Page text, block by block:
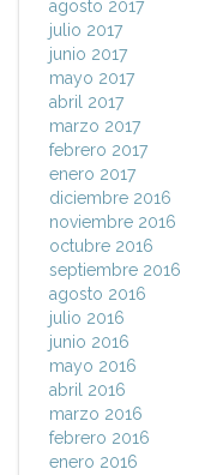
agosto 2017
julio 2017
junio 2017
mayo 2017
abril 2017
marzo 2017
febrero 2017
enero 2017
diciembre 2016
noviembre 2016
octubre 2016
septiembre 2016
agosto 2016
julio 2016
junio 2016
mayo 2016
abril 2016
marzo 2016
febrero 2016
enero 2016